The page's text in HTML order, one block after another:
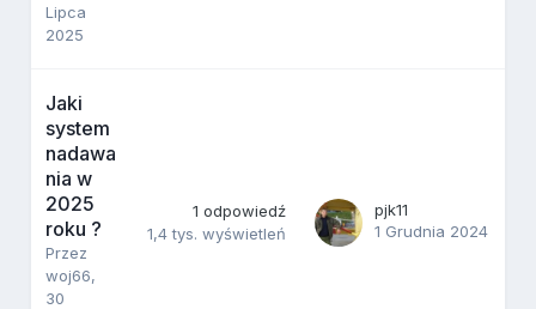
Lipca
2025
Jaki
system
nadawa
nia w
2025
roku ?
Przez
woj66,
30
1 odpowiedź
1,4 tys. wyświetleń
pjk11
1 Grudnia 2024